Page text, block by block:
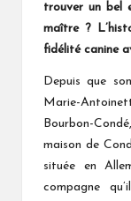
trouver un bel
maître ?
fidélité canine
Depuis que
Marie-
Bourbon-
maison de
située en
compagne